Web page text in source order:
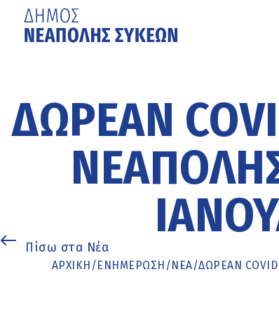
περιεχόμενο
ΔΩΡΕΆΝ
Πίσω στα Νέα
ΑΡΧΙΚΉ /ΕΝΗΜΈΡΩΣΗ /ΝΕΑ/ΔΩΡΕΆΝ